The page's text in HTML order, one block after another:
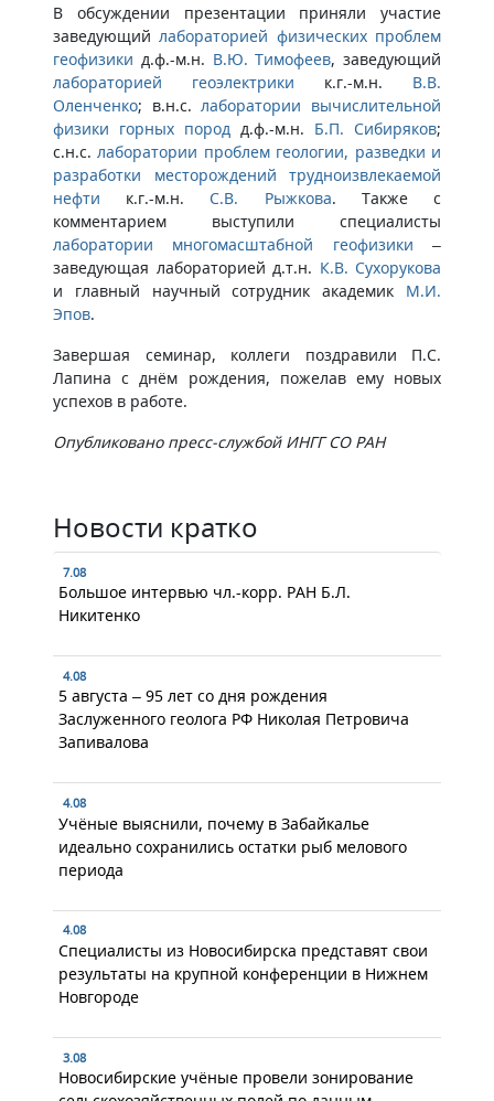
В обсуждении презентации приняли участие
заведующийлабораторией физических проблем
геофизики д.ф.-м.н. В.Ю. Тимофеев, заведующий
лабораторией геоэлектрики к.г.-м.н. В.В.
Оленченко; в.н.с.лаборатории вычислительной
физики горных пород д.ф.-м.н. Б.П. Сибиряков;
с.н.с.лаборатории проблем геологии, разведки и
разработки месторождений трудноизвлекаемой
нефти к.г.-м.н.С.В. Рыжкова. Также с
комментарием выступили специалисты
лаборатории многомасштабной геофизики –
заведующая лабораторией д.т.н. К.В. Сухорукова
и главный научный сотрудник академик М.И.
Эпов.
Завершая семинар, коллеги поздравили П.С.
Лапина с днём рождения, пожелав ему новых
успехов в работе.
Опубликовано пресс-службой ИНГГ СО РАН
Новости кратко
7.08
Большое интервью чл.-корр. РАН Б.Л.
Никитенко
4.08
5 августа – 95 лет со дня рождения
Заслуженного геолога РФ Николая Петровича
Запивалова
4.08
Учёные выяснили, почему в Забайкалье
идеально сохранились остатки рыб мелового
периода
4.08
Специалисты из Новосибирска представят свои
результаты на крупной конференции в Нижнем
Новгороде
3.08
Новосибирские учёные провели зонирование